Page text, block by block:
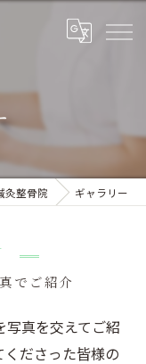
灸整骨院 ギャラリー
でご紹介
真を交えてご紹
ださった皆様の